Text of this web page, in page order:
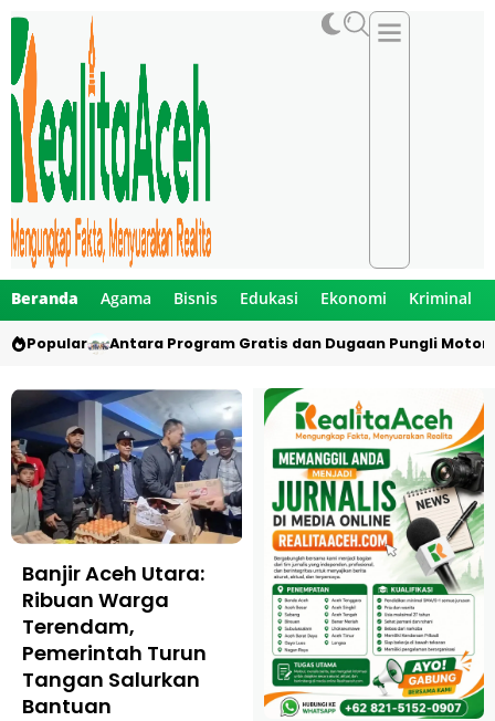
Beranda Agama Bisnis Edukasi Ekonomi Kriminal
Popular Antara Program Gratis dan Dugaan Pungli Motor
Banjir Aceh Utara:
Ribuan Warga
Terendam,
Pemerintah Turun
Tangan Salurkan
Bantuan